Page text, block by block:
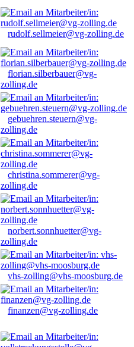
rudolf.sellmeier@vg-zolling.de
florian.silberbauer@vg-
zolling.de
gebuehren.steuern@vg-
zolling.de
christina.sommerer@vg-
zolling.de
norbert.sonnhuetter@vg-
zolling.de
vhs-zolling@vhs-moosburg.de
finanzen@vg-zolling.de